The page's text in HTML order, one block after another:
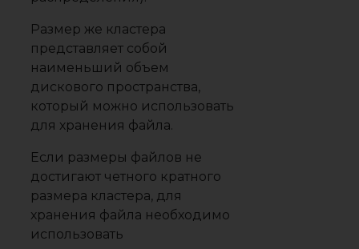
Размер же кластера
представляет собой
наименьший объем
дискового пространства,
который можно использовать
для хранения файла.
Если размеры файлов не
достигают четного кратного
размера кластера, для
хранения файла необходимо
использовать